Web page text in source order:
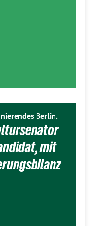
Berlin.
mit